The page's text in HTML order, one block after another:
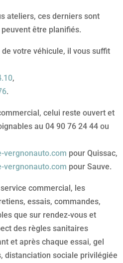
ateliers, ces derniers sont
être planifiés.
votre véhicule, il vous suffit
,
.
celui reste ouvert et
au 04 90 76 24 44 ou
vergnonauto.com pour Quissac,
vergnonauto.com pour Sauve.
commercial, les
essais, commandes,
que sur rendez-vous et
des règles sanitaires
et après chaque essai, gel
distanciation sociale privilégiée